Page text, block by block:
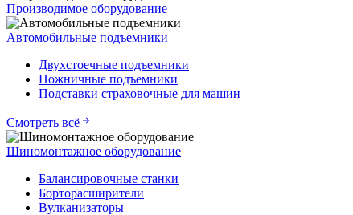
Производимое оборудование
Автомобильные подъемники
Двухстоечные подъемники
Ножничные подъемники
Подставки страховочные для машин
Смотреть всё
Шиномонтажное оборудование
Балансировочные станки
Борторасширители
Вулканизаторы